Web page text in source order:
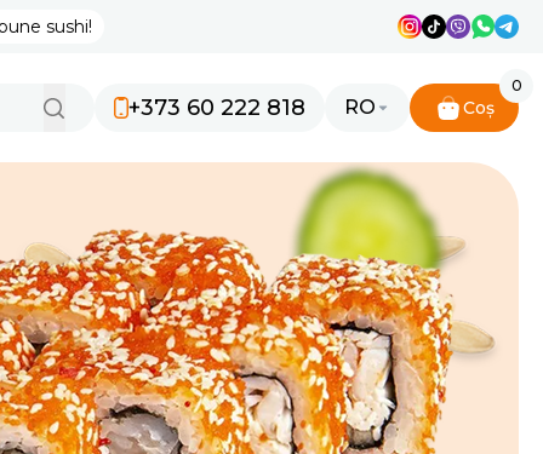
sushi!
+373 60 222 818 RO
RU
Coș
0